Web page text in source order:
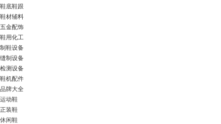
鞋底鞋跟
鞋材辅料
五金配饰
鞋用化工
制鞋设备
缝制设备
检测设备
鞋机配件
品牌大全
运动鞋
正装鞋
休闲鞋